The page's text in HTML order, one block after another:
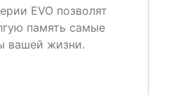
EVO позволят
память самые
вашей жизни.